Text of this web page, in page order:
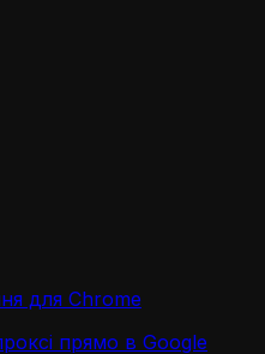
для Chrome
прямо в Google